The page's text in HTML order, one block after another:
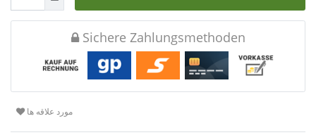
Sichere Zahlungsmethoden
مورد علاقه ها